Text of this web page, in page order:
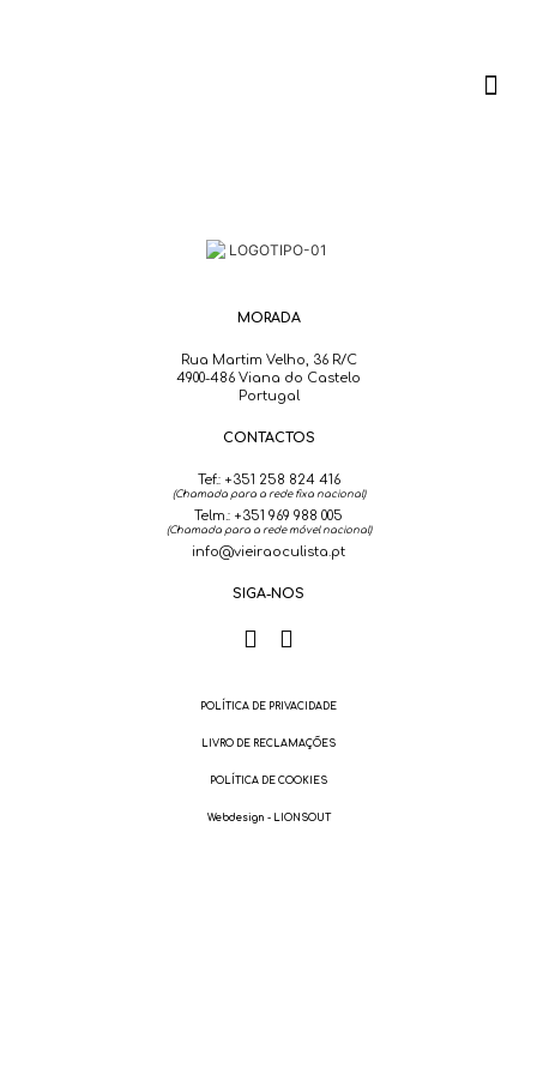
MORADA
Rua Martim Velho, 36 R/C
4900-486 Viana do Castelo
Portugal
CONTACTOS
Tef.: +351 258 824 416
(Chamada para a rede fixa nacional)
Telm.: +351 969 988 005
(Chamada para a rede móvel nacional)
info@vieiraoculista.pt
SIGA-NOS
POLÍTICA DE PRIVACIDADE
LIVRO DE RECLAMAÇÕES
POLÍTICA DE COOKIES
Webdesign - LIONSOUT